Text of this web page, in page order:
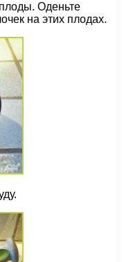
Оденьте
на этих плодах.